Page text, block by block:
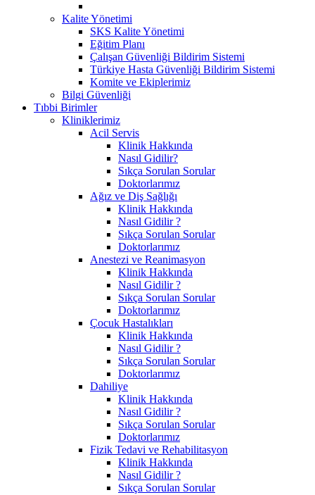
Kalite Yönetimi
SKS Kalite Yönetimi
Eğitim Planı
Çalışan Güvenliği Bildirim Sistemi
Türkiye Hasta Güvenliği Bildirim Sistemi
Komite ve Ekiplerimiz
Bilgi Güvenliği
Tıbbi Birimler
Kliniklerimiz
Acil Servis
Klinik Hakkında
Nasıl Gidilir?
Sıkça Sorulan Sorular
Doktorlarımız
Ağız ve Diş Sağlığı
Klinik Hakkında
Nasıl Gidilir ?
Sıkça Sorulan Sorular
Doktorlarımız
Anestezi ve Reanimasyon
Klinik Hakkında
Nasıl Gidilir ?
Sıkça Sorulan Sorular
Doktorlarımız
Çocuk Hastalıkları
Klinik Hakkında
Nasıl Gidilir ?
Sıkça Sorulan Sorular
Doktorlarımız
Dahiliye
Klinik Hakkında
Nasıl Gidilir ?
Sıkça Sorulan Sorular
Doktorlarımız
Fizik Tedavi ve Rehabilitasyon
Klinik Hakkında
Nasıl Gidilir ?
Sıkça Sorulan Sorular